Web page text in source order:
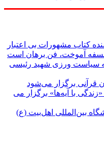
کتاب مشهورات بی اعتبار
آموخت، فن برهان است
سیاست ورزی شهید رئیسی
برگزار می‌شود
با آیه‌ها» برگزار می
بین‌المللی اهل‌بیت (ع)